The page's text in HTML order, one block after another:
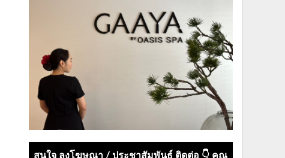
สนใจ ลงโฆษณา / ประชาสัมพันธ์ ติดต่อ 👇 คุณ